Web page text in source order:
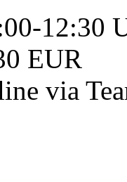
12:30
EUR
via